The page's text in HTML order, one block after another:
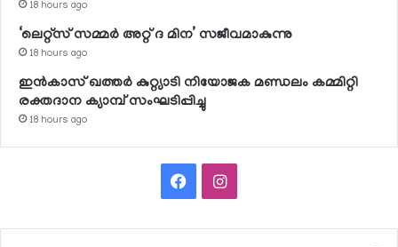
18 hours ago
‘ലെറ്റ്‌സ് സമ്മര്‍ അറ്റ് ദ മിന’ സജീവമാകുന്നു
18 hours ago
ഇന്‍കാസ് ഖത്തര്‍ കുറ്റ്യാടി നിയോജക മണ്ഡലം കമ്മിറ്റി
രക്തദാന ക്യാമ്പ് സംഘടിപ്പിച്ചു
18 hours ago
FacebookInstagram